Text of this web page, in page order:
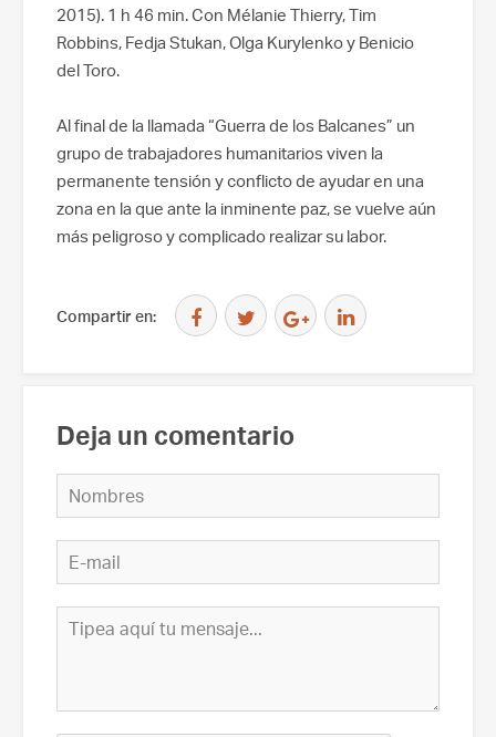
2015). 1 h 46 min. Con Mélanie Thierry, Tim
Robbins, Fedja Stukan, Olga Kurylenko y Benicio
del Toro.
Al final de la llamada “Guerra de los Balcanes” un
grupo de trabajadores humanitarios viven la
permanente tensión y conflicto de ayudar en una
zona en la que ante la inminente paz, se vuelve aún
más peligroso y complicado realizar su labor.
Compartir en:
Deja un comentario